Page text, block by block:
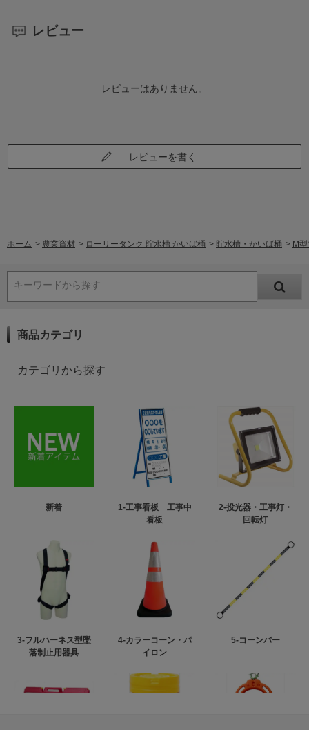
レビュー
レビューはありません。
レビューを書く
ホーム > 農業資材 > ローリータンク 貯水槽 かいば桶 > 貯水槽・かいば桶 > M
キーワードから探す
商品カテゴリ
カテゴリから探す
新着
1-工事看板 工事中
看板
2-投光器・工事灯・
回転灯
3-フルハーネス型墜
落制止用器具
4-カラーコーン・パ
イロン
5-コーンバー